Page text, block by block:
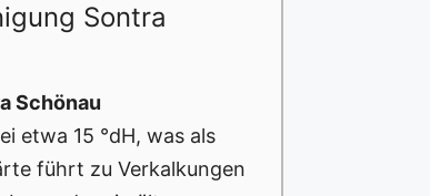
Sontra
Schönau
etwa 15 °dH, was als
führt zu Verkalkungen